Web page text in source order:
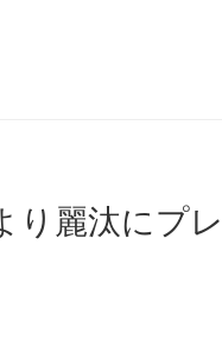
り麗汰にプ